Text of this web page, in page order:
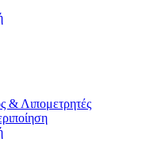
& Λιπομετρητές